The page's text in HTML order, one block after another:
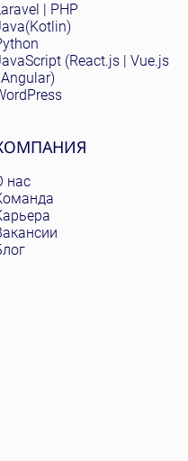
| PHP
(React.js | Vue.js
нас
nomadic-soft
nomadicsoft